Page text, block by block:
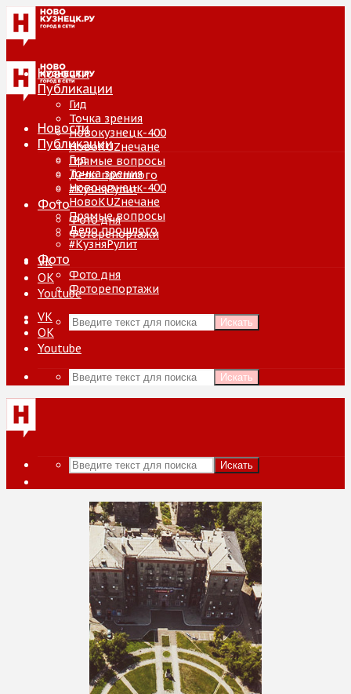
Новости
Публикации
Гид
Точка зрения
Новокузнецк-400
НовоKUZнечане
Прямые вопросы
Дело прошлого
#КузняРулит
Фото
Фото дня
Фоторепортажи
VK
ОК
Youtube
Искать
Новости
Публикации
Гид
Точка зрения
Новокузнецк-400
НовоKUZнечане
Прямые вопросы
Дело прошлого
#КузняРулит
Фото
Фото дня
Фоторепортажи
VK
ОК
Youtube
Искать
Искать